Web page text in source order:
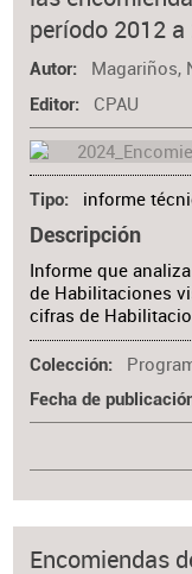
período 2012 a
Autor Magariños,
Editor CPAU
Tipo informe
Descripción
Informe que
de Habilitaciones
cifras de
Colección
Fecha de
Encomiendas